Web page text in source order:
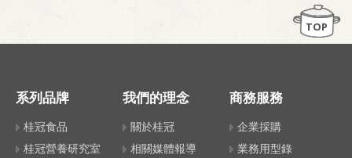
TOP
系列品牌
桂冠食品
桂冠營養研究室
我們的理念
關於桂冠
相關媒體報導
商務服務
企業採購
業務用型錄